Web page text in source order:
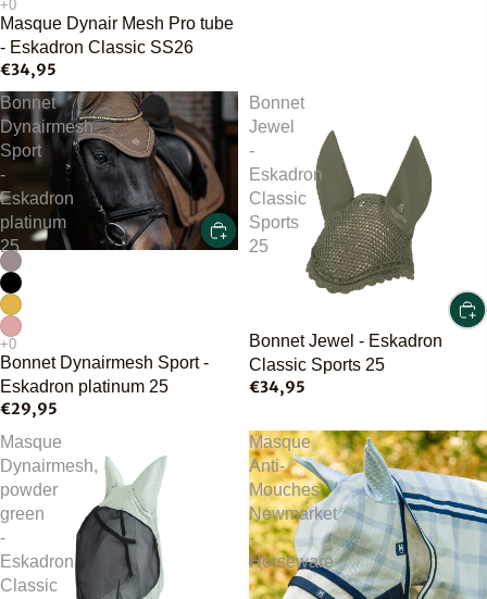
Masque Dynair Mesh Pro tube
- Eskadron Classic SS26
€34,95
Bonnet
Dynairmesh
Sport
-
Eskadron
platinum
25
Bonnet Dynairmesh Sport -
Eskadron platinum 25
€29,95
Bonnet
Jewel
-
Eskadron
Classic
Sports
25
Bonnet Jewel - Eskadron
Classic Sports 25
€34,95
Masque
Dynairmesh,
powder
green
-
Eskadron
Classic
Masque
Anti-
Mouches
Newmarket
-
Horseware